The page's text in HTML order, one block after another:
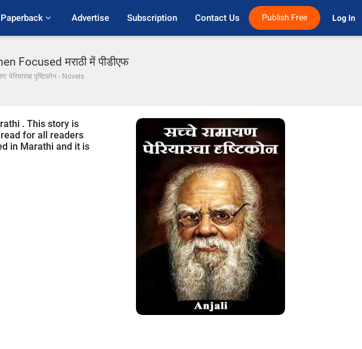
Paperback Advertise Subscription Contact Us Publish Free Log In
Focused मराठी में पीडीएफ
पेरियारचा दृष्टिकोन - Novels
. This story is
for all readers
in Marathi and it is